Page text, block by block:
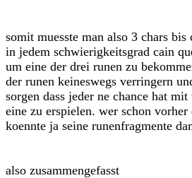
somit muesste man also 3 chars
in jedem schwierigkeitsgrad cain
um eine der drei runen zu
der runen keineswegs verringern
sorgen dass jeder ne chance hat
eine zu erspielen. wer schon
koennte ja seine runenfragmente
also zusammengefasst